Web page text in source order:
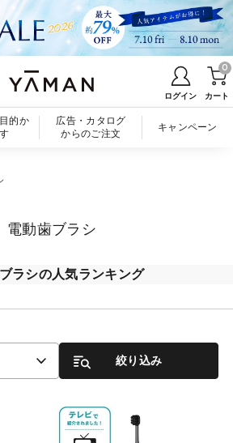
ログイン カート
0
的か
広告・カタログ
からのご注文
キャンペーン
電動歯ブラシ
ラシの人気ランキング
絞り込み